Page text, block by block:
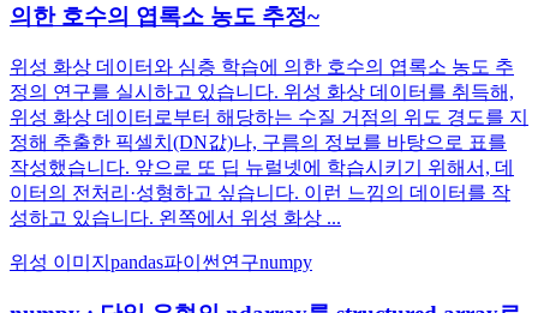
의한 호수의 엽록소 농도 추정~
위성 화상 데이터와 심층 학습에 의한 호수의 엽록소 농도 추
정의 연구를 실시하고 있습니다. 위성 화상 데이터를 취득해,
위성 화상 데이터로부터 해당하는 수질 거점의 위도 경도를 지
정해 추출한 픽셀치(DN값)나, 구름의 정보를 바탕으로 표를
작성했습니다. 앞으로 또 딥 뉴럴넷에 학습시키기 위해서, 데
이터의 전처리·성형하고 싶습니다. 이런 느낌의 데이터를 작
성하고 있습니다. 왼쪽에서 위성 화상 ...
위성 이미지 pandas파이썬 연구numpy